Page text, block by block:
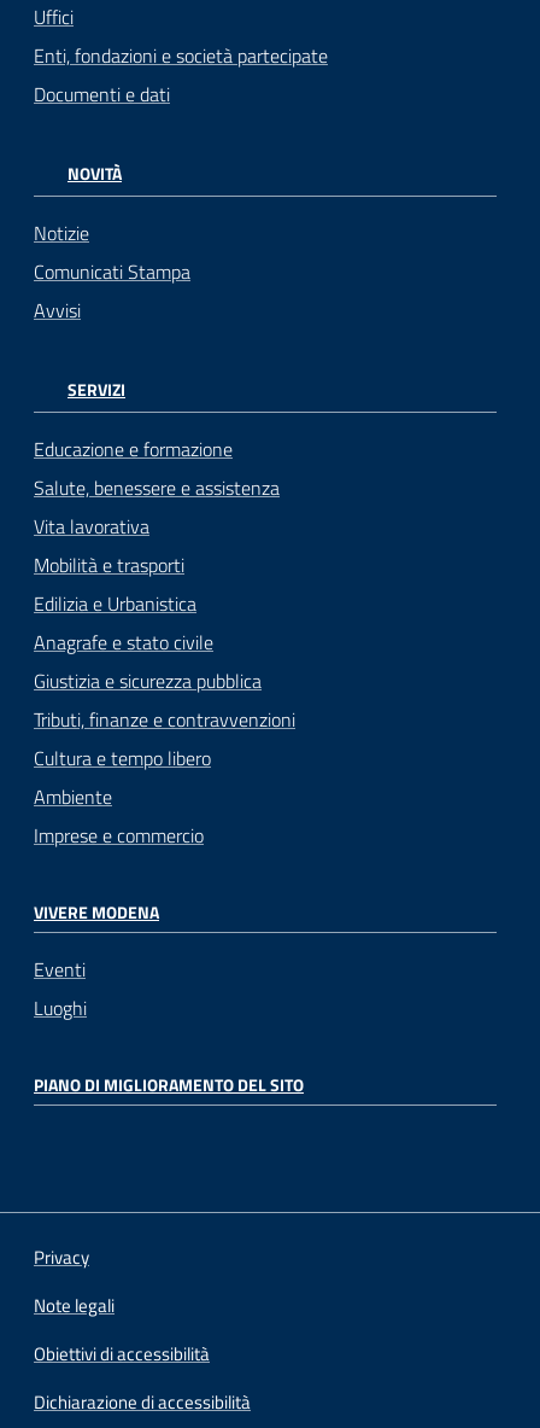
Uffici
Enti, fondazioni e società partecipate
Documenti e dati
NOVITÀ
Notizie
Comunicati Stampa
Avvisi
SERVIZI
Educazione e formazione
Salute, benessere e assistenza
Vita lavorativa
Mobilità e trasporti
Edilizia e Urbanistica
Anagrafe e stato civile
Giustizia e sicurezza pubblica
Tributi, finanze e contravvenzioni
Cultura e tempo libero
Ambiente
Imprese e commercio
VIVERE MODENA
Eventi
Luoghi
PIANO DI MIGLIORAMENTO DEL SITO
Privacy
Note legali
Obiettivi di accessibilità
Dichiarazione di accessibilità